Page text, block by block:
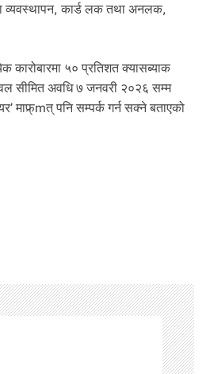
व्यवस्थापन, कार्ड लक तथा अनलक,
कारोबारमा ५० प्रतिशत क्यासब्याक
सीमित अवधि ७ जनवरी २०२६ सम्म
माफ्र्mत् पनि सम्पर्क गर्न सक्ने बताएको